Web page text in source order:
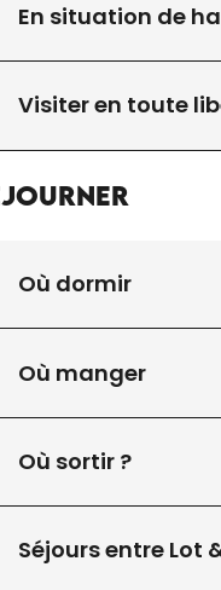
En situation de
Visiter en toute
Où dormir
Où manger
Où sortir ?
Séjours entre Lot
aux pélerins
sur
Studio de 20m2,
Cet
(escalier)
à